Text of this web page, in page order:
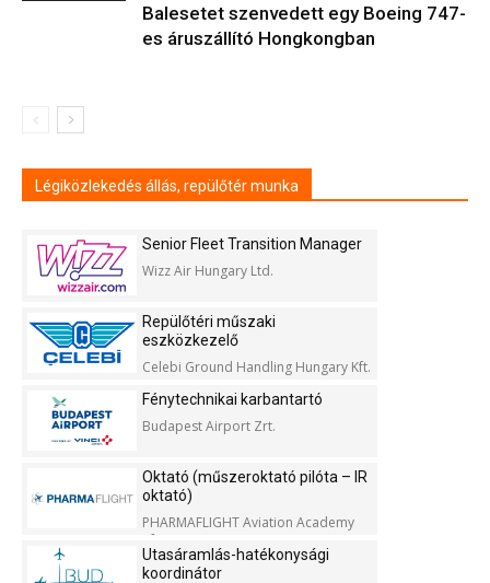
Balesetet szenvedett egy Boeing 747-
es áruszállító Hongkongban
Légiközlekedés állás, repülőtér munka
Senior Fleet Transition Manager
Wizz Air Hungary Ltd.
Repülőtéri műszaki
eszközkezelő
Celebi Ground Handling Hungary Kft.
Fénytechnikai karbantartó
Budapest Airport Zrt.
Oktató (műszeroktató pilóta – IR
oktató)
PHARMAFLIGHT Aviation Academy
Kft.
Utasáramlás-hatékonysági
koordinátor